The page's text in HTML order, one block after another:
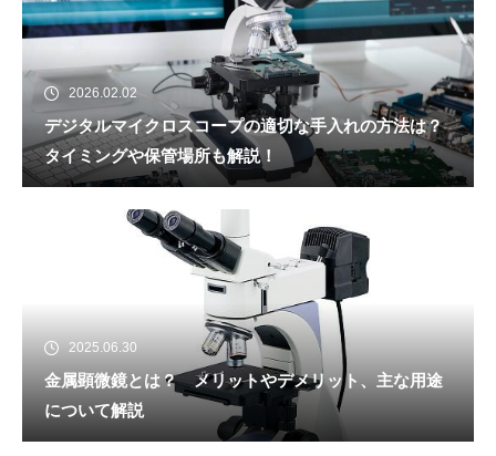
2026.02.02
デジタルマイクロスコープの適切な手入れの方法は？
タイミングや保管場所も解説！
2025.06.30
金属顕微鏡とは？ メリットやデメリット、主な用途
について解説